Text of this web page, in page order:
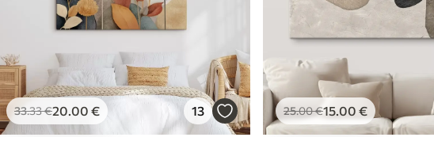
33.33€20.00 € 13 25.00€15.00 €